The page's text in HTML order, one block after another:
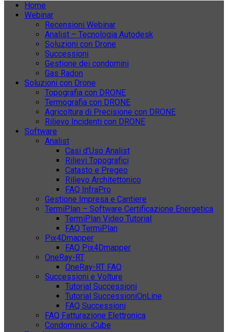
Home
Webinar
Recensioni Webinar
Analist – Tecnologia Autodesk
Soluzioni con Drone
Successioni
Gestione dei condomini
Gas Radon
Soluzioni con Drone
Topografia con DRONE
Termografia con DRONE
Agricoltura di Precisione con DRONE
Rilievo Incidenti con DRONE
Software
Analist
Casi d’Uso Analist
Rilievi Topografici
Catasto e Pregeo
Rilievo Architettonico
FAQ InfraPro
Gestione Impresa e Cantiere
TermiPlan – Software Certificazione Energetica
TermiPlan Video Tutorial
FAQ TermiPlan
Pix4Dmapper
FAQ Pix4Dmapper
OneRay-RT
OneRay-RT FAQ
Successioni e Volture
Tutorial Successioni
Tutorial SuccessioniOnLine
FAQ Successioni
FAQ Fatturazione Elettronica
Condominio: iCube